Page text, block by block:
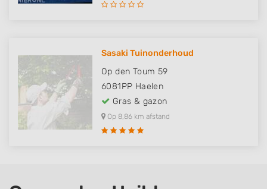
Sasaki Tuinonderhoud
Op den Toum 59
6081PP Haelen
Gras & gazon
Op 8,86 km afstand